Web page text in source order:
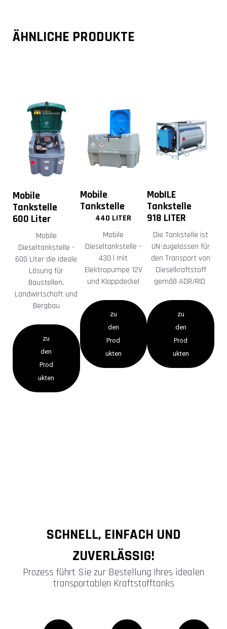
ÄHNLICHE PRODUKTE
Mobile
Tankstelle
600 Liter
Mobile
Dieseltankstelle -
600 Liter die ideale
Lösung für
Baustellen,
Landwirtschaft und
Bergbau
zu
den
Prod
ukten
Mobile
Tankstelle
440 LITER
Mobile
Dieseltankstelle -
430 l mit
Elektropumpe 12V
und Klappdeckel
zu
den
Prod
ukten
MobILE
Tankstelle
918 LITER
Die Tankstelle ist
UN-zugelassen für
den Transport von
Dieselkraftstoff
gemäß ADR/RID
zu
den
Prod
ukten
SCHNELL, EINFACH UND
ZUVERLÄSSIG!
Prozess führt Sie zur Bestellung Ihres idealen
transportablen Kraftstofftanks